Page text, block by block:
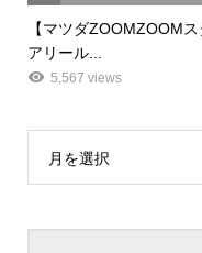
【マツダZOOMZOOM
アリール...
5,567 views
月を選択